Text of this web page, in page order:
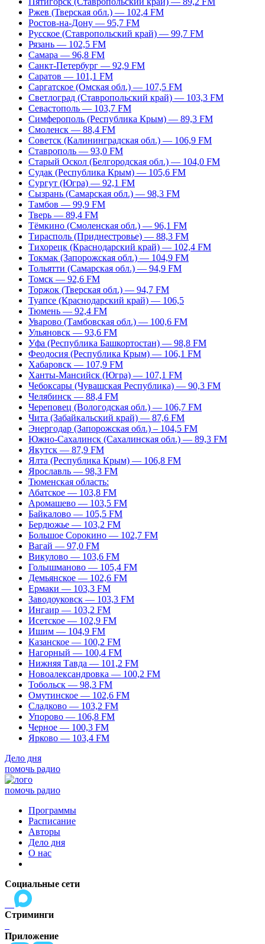
Ржев (Тверская обл.) — 102,4 FM
Ростов-на-Дону — 95,7 FM
Русское (Ставропольский край) — 99,7 FM
Рязань — 102,5 FM
Самара — 96,8 FM
Санкт-Петербург — 92,9 FM
Саратов — 101,1 FM
Саргатское (Омская обл.) — 107,5 FM
Светлоград (Ставропольский край) — 103,3 FM
Севастополь — 103,7 FM
Симферополь (Республика Крым) — 89,3 FM
Смоленск — 88,4 FM
Советск (Калининградская обл.) — 106,9 FM
Ставрополь — 93,0 FM
Старый Оскол (Белгородская обл.) — 104,0 FM
Судак (Республика Крым) — 105,6 FM
Сургут (Югра) — 92,1 FM
Сызрань (Самарская обл.) — 98,3 FM
Тамбов — 99,9 FM
Тверь — 89,4 FM
Тёмкино (Смоленская обл.) — 96,1 FM
Тирасполь (Приднестровье) — 88,3 FM
Тихорецк (Краснодарский край) — 102,4 FM
Токмак (Запорожская обл.) — 104,9 FM
Тольятти (Самарская обл.) — 94,9 FM
Томск — 92,6 FM
Торжок (Тверская обл.) — 94,7 FM
Туапсе (Краснодарский край) — 106,5
Тюмень — 92,4 FM
Уварово (Тамбовская обл.) — 100,6 FM
Ульяновск — 93,6 FM
Уфа (Республика Башкортостан) — 98,8 FM
Феодосия (Республика Крым) — 106,1 FM
Хабаровск — 107,9 FM
Ханты-Мансийск (Югра) — 107,1 FM
Чебоксары (Чувашская Республика) — 90,3 FM
Челябинск — 88,4 FM
Череповец (Вологодская обл.) — 106,7 FM
Чита (Забайкальский край) — 87,6 FM
Энергодар (Запорожская обл.) – 104,5 FM
Южно-Сахалинск (Сахалинская обл.) — 89,3 FM
Якутск — 87,9 FM
Ялта (Республика Крым) — 106,8 FM
Ярославль — 98,3 FM
Тюменская область:
Абатское — 103,8 FM
Аромашево — 103,5 FM
Байкалово — 105,5 FM
Бердюжье — 103,2 FM
Большое Сорокино — 102,7 FM
Вагай — 97,0 FM
Викулово — 103,6 FM
Голышманово — 105,4 FM
Демьянское — 102,6 FM
Ермаки — 103,3 FM
Заводоуковск — 103,3 FM
Ингаир — 103,2 FM
Исетское — 102,9 FM
Ишим — 104,9 FM
Казанское — 100,2 FM
Нагорный — 100,4 FM
Нижняя Тавда — 101,2 FM
Новоалександровка — 100,2 FM
Тобольск — 98,3 FM
Омутинское — 102,6 FM
Сладково — 103,2 FM
Упорово — 106,8 FM
Черное — 100,3 FM
Ярково — 103,4 FM
Дело дня
помочь радио
помочь радио
Программы
Расписание
Авторы
Дело дня
О нас
Социальные сети
Стриминги
Приложение